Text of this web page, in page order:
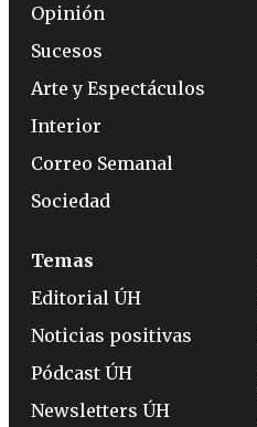
Opinión
Sucesos
Arte y Espectáculos
Interior
Correo Semanal
Sociedad
Temas
Editorial ÚH
Noticias positivas
Pódcast ÚH
Newsletters ÚH